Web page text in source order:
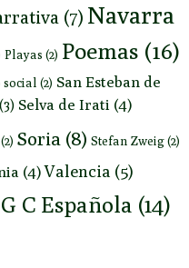
(7) Navarra
Playas (2) Poemas (16)
social (2) San Esteban de
(3) Selva de Irati (4)
(2) Soria (8) Stefan Zweig(2)
(4) Valencia (5)
C Española (14)